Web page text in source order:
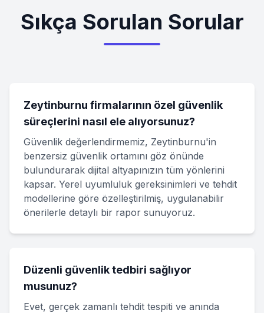
Sıkça Sorulan Sorular
Zeytinburnu firmalarının özel güvenlik
süreçlerini nasıl ele alıyorsunuz?
Güvenlik değerlendirmemiz, Zeytinburnu'in
benzersiz güvenlik ortamını göz önünde
bulundurarak dijital altyapınızın tüm yönlerini
kapsar. Yerel uyumluluk gereksinimleri ve tehdit
modellerine göre özelleştirilmiş, uygulanabilir
önerilerle detaylı bir rapor sunuyoruz.
Düzenli güvenlik tedbiri sağlıyor
musunuz?
Evet, gerçek zamanlı tehdit tespiti ve anında